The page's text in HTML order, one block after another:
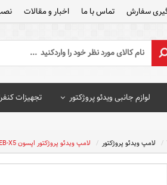
سفارش تماس با ما اخبار و مقالات
لوازم جانبی ویدئو پروژکتور تجهیزات
لامپ ویدئو پروژکتور لامپ ویدئو پروژکتور اپسون EB-X5